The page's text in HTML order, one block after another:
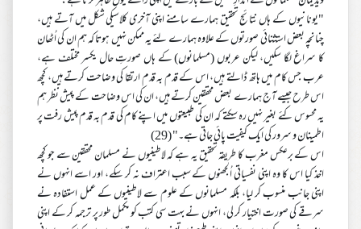
"یونانیوں کے ہاں نتائج تحقیق ہمارے سامنے اپنی آخری کلاسیکی شکل میں آتے ہیں،
چنانچہ بعض استثنائی صورتوں کے علاوہ ہمارے لئے یہ ممکن نہیں ہوتا کہ ہم ان کی اُٹھان
کا سراغ لگا سکیں، لیکن عربوں (مسلمانوں) کے ہاں صورتِ حال یکسر مختلف ہے،
عرب جس کام میں ہاتھ ڈالتے ہیں، اس کے قدم بہ قدم ارتقا کی وضاحت کرتے ہیں، کچھ
اس طرح جیسے آج ہمارے بعض محققین کرتے ہیں، ان کی اس وضاحت کے پیش نظر ہم
یہ محسوس کئے بغیر نہیں رہ سکتے کہ ان کی طبیعتوں میں اپنے کام کی قدم بہ قدم پیش رفت پر
اطمینان و سرور کی ایک کیفیت پائی جاتی ہے۔" (29)
اس کے برعکس مغرب کا طریقہ تحقیق یہ ہے کہ لاطینیوں نے مسلمان محققین سے جو کچھ
اخذ کیا اس کا وہ اپنی نفسیاتی اُلجھنوں کے سبب اعتراف نہ کر سکے، اور اسے انہوں نے
اپنی جانب منسوب کر لیا، بلکہ مسلمانوں کے علوم سے لاطینیوں کے عمل استفادہ نے
سرقے کی صورت اختیار کر لی، انہوں نے بہت سی کتب کو مکمل طور پر ترجمہ کر کے اپنی